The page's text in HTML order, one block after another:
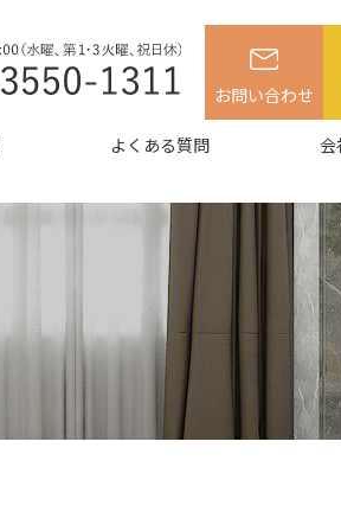
お問い合わせ
よくある質問